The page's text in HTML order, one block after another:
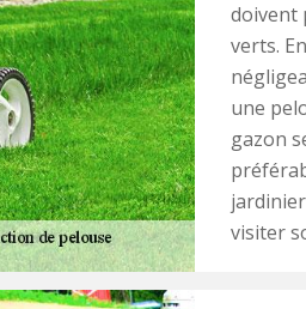
doivent
verts.
une
gazon
visiter